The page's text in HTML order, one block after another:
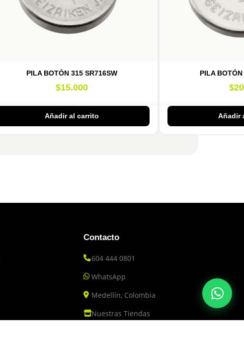
PILA BOTÓN 315 SR716SW
$15.000
Añadir al carrito
PILA
$
Añadir
Contacto
604 444 0801
WhatsApp
Medellín, Colombia
Nuestras Tiendas